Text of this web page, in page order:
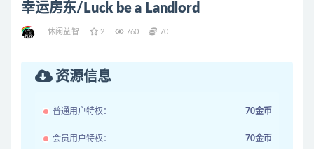
幸运房东/Luck be a Landlord
休闲益智 2 760 70
资源信息
普通用户特权： 70金币
会员用户特权： 70金币